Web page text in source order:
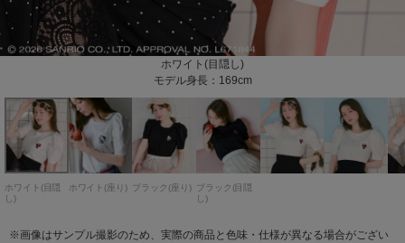
ホワイト(目隠し)
モデル身長：169cm
ホワイト(座り)
モデル身長：169cm
ブラック(座り)
モデル身長：169cm
ブラック(目隠し)
モデル身長：169cm
モデル身長：169cm
モデル身長：169cm
モデル身長：169cm
モデル身長：169cm
モデル身長：169cm
モデル身長：169cm
モデル身長：169cm
モデル身長：169cm
モデル身長：169cm
モデル身長：169cm
モデル身長：169cm
モデル身長：169cm
モデル身長：166cm
モデル身長：166cm
モデル身長：166cm
モデル身長：169cm
モデル身長：169cm
モデル身長：169cm
モデル身長：169cm
モデル身長：169cm
モデル身長：169cm
モデル身長：169cm
モデル身長：166cm
モデル身長：166cm
モデル身長：166cm
モデル身長：166cm
モデル身長：169cm
モデル身長：169cm
ホワイト(目隠
し)
ホワイト(座り) ブラック(座り) ブラック(目隠
し)
※画像はサンプル撮影のため、実際の商品と色味・仕様が異なる場合がござい